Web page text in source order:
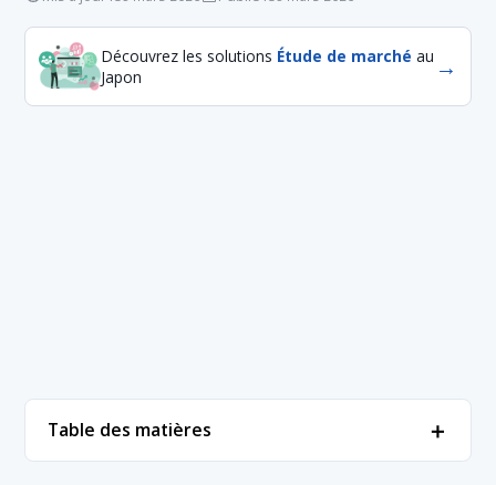
Découvrez les solutions Étude de marché au
Japon
→
Table des matières ＋